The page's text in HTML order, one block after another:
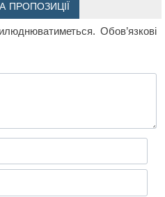
ПРОПОЗИЦІЇ
Обов’язкові